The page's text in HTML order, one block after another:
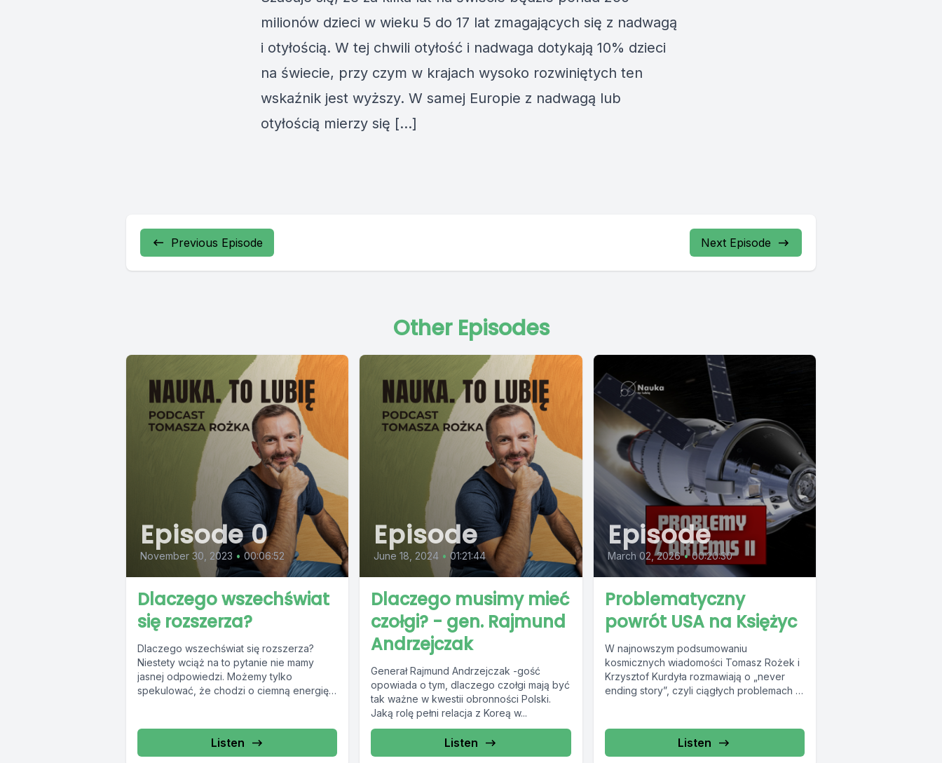
milionów dzieci w wieku 5 do 17 lat zmagających się z nadwagą
i otyłością. W tej chwili otyłość i nadwaga dotykają 10% dzieci
na świecie, przy czym w krajach wysoko rozwiniętych ten
wskaźnik jest wyższy. W samej Europie z nadwagą lub
otyłością mierzy się […]
Previous Episode Next Episode
Other Episodes
Episode 0
November 30, 2023 • 00:06:52
Dlaczego wszechświat
się rozszerza?
Dlaczego wszechświat się rozszerza?
Niestety wciąż na to pytanie nie mamy
jasnej odpowiedzi. Możemy tylko
spekulować, że chodzi o ciemną energię.
Listen
Episode
June 18, 2024 • 01:21:44
Dlaczego musimy mieć
czołgi? - gen. Rajmund
Andrzejczak
Generał Rajmund Andrzejczak -gość
opowiada o tym, dlaczego czołgi mają być
tak ważne w kwestii obronności Polski.
Jaką rolę pełni relacja z Koreą w...
Listen
Episode
March 02, 2026 • 00:20:30
Problematyczny
powrót USA na Księżyc
W najnowszym podsumowaniu
kosmicznych wiadomości Tomasz Rożek i
Krzysztof Kurdyła rozmawiają o „never
ending story”, czyli ciągłych problemach z
Listen